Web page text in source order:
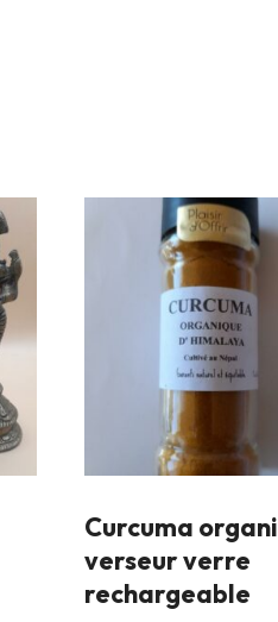
Curcuma
verseur verre
rechargeable